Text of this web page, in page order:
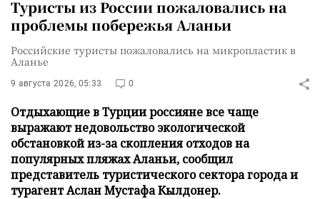
Туристы из России пожаловались на
проблемы побережья Аланьи
Российские туристы пожаловались на микропластик в
Аланье
9 августа 2026, 05:33 0
Отдыхающие в Турции россияне все чаще
выражают недовольство экологической
обстановкой из-за скопления отходов на
популярных пляжах Аланьи, сообщил
представитель туристического сектора города и
турагент Аслан Мустафа Кылдонер.